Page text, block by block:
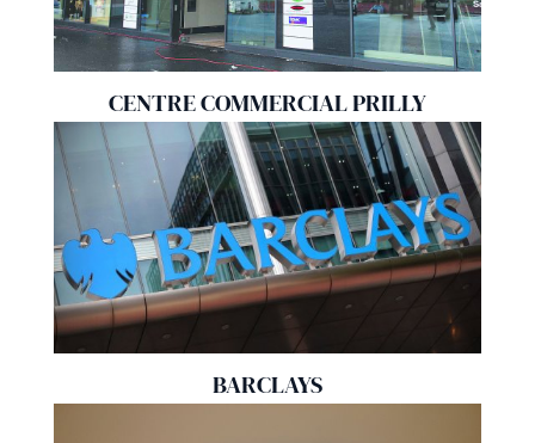
CENTRE COMMERCIAL PRILLY
BARCLAYS